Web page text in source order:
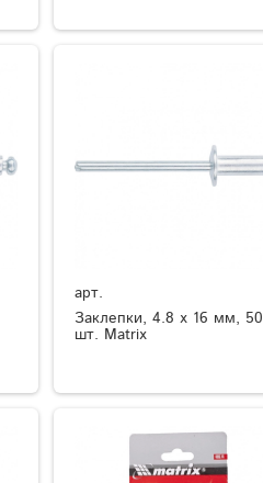
арт.
Заклепки, 4.8 х 16 мм, 50
шт. Matrix